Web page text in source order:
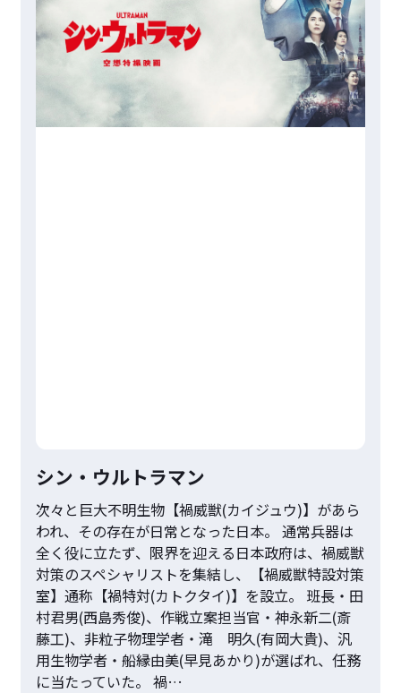
シン・ウルトラマン
次々と巨大不明生物【禍威獣(カイジュウ)】があら
われ、その存在が日常となった日本。 通常兵器は
全く役に立たず、限界を迎える日本政府は、禍威獣
対策のスペシャリストを集結し、【禍威獣特設対策
室】通称【禍特対(カトクタイ)】を設立。 班長・田
村君男(西島秀俊)、作戦立案担当官・神永新二(斎
藤工)、非粒子物理学者・滝 明久(有岡大貴)、汎
用生物学者・船縁由美(早見あかり)が選ばれ、任務
に当たっていた。 禍…